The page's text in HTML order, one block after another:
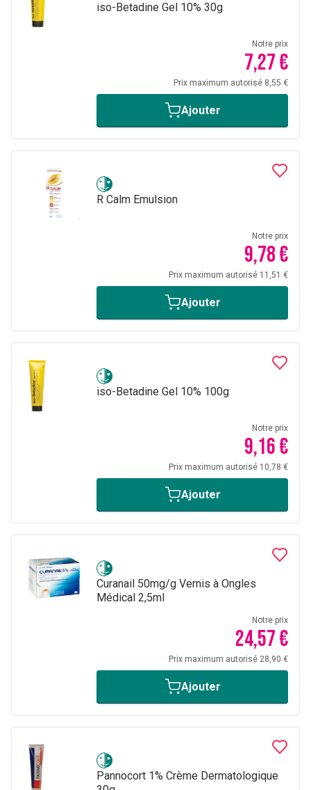
iso-Betadine Gel 10% 30g
Notre prix
7,27 €
Prix maximum autorisé 8,55 €
Ajouter
R Calm Emulsion
Notre prix
9,78 €
Prix maximum autorisé 11,51 €
Ajouter
iso-Betadine Gel 10% 100g
Notre prix
9,16 €
Prix maximum autorisé 10,78 €
Ajouter
Curanail 50mg/g Vernis à Ongles
Médical 2,5ml
Notre prix
24,57 €
Prix maximum autorisé 28,90 €
Ajouter
Pannocort 1% Crème Dermatologique